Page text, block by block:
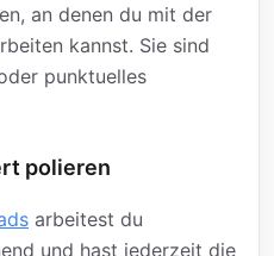
an denen du mit der
kannst. Sie sind
punktuelles
polieren
arbeitest du
und hast jederzeit die